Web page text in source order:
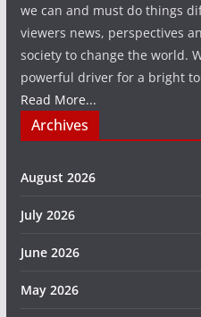
we can and must do things
viewers news, perspectives
society to change the world.
powerful driver for a bright
Read More...
Archives
August 2026
July 2026
June 2026
May 2026